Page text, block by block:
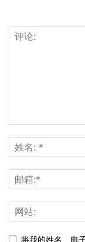
将我的姓名、电